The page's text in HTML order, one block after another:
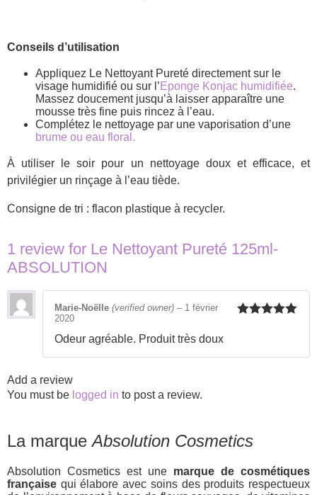
Conseils d’utilisation
Appliquez Le Nettoyant Pureté directement sur le
visage humidifié ou sur l’ Eponge Konjac humidifiée.
Massez doucement jusqu’à laisser apparaître une
mousse très fine puis rincez à l’eau.
Complétez le nettoyage par une vaporisation d’une
brume ou eau floral.
À utiliser le soir pour un nettoyage doux et efficace, et
privilégier un rinçage à l’eau tiède.
Consigne de tri : flacon plastique à recycler.
1 review for Le Nettoyant Pureté 125ml-
ABSOLUTION
Marie-Noëlle (verified owner) – 1 février
2020
Odeur agréable. Produit très doux
Add a review
You must be logged in to post a review.
La marqueAbsolution Cosmetics
Absolution Cosmetics est une marque de cosmétiques
française qui élabore avec soins des produits respectueux